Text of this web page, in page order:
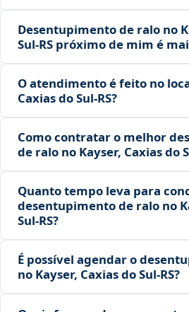
Desentupimento de ralo no
Sul‑RS próximo de mim é
O atendimento é feito no
Caxias do Sul‑RS?
Como contratar o melhor
de ralo no Kayser, Caxias do
Quanto tempo leva para
desentupimento de ralo no
Sul‑RS?
É possível agendar o
no Kayser, Caxias do Sul‑RS?